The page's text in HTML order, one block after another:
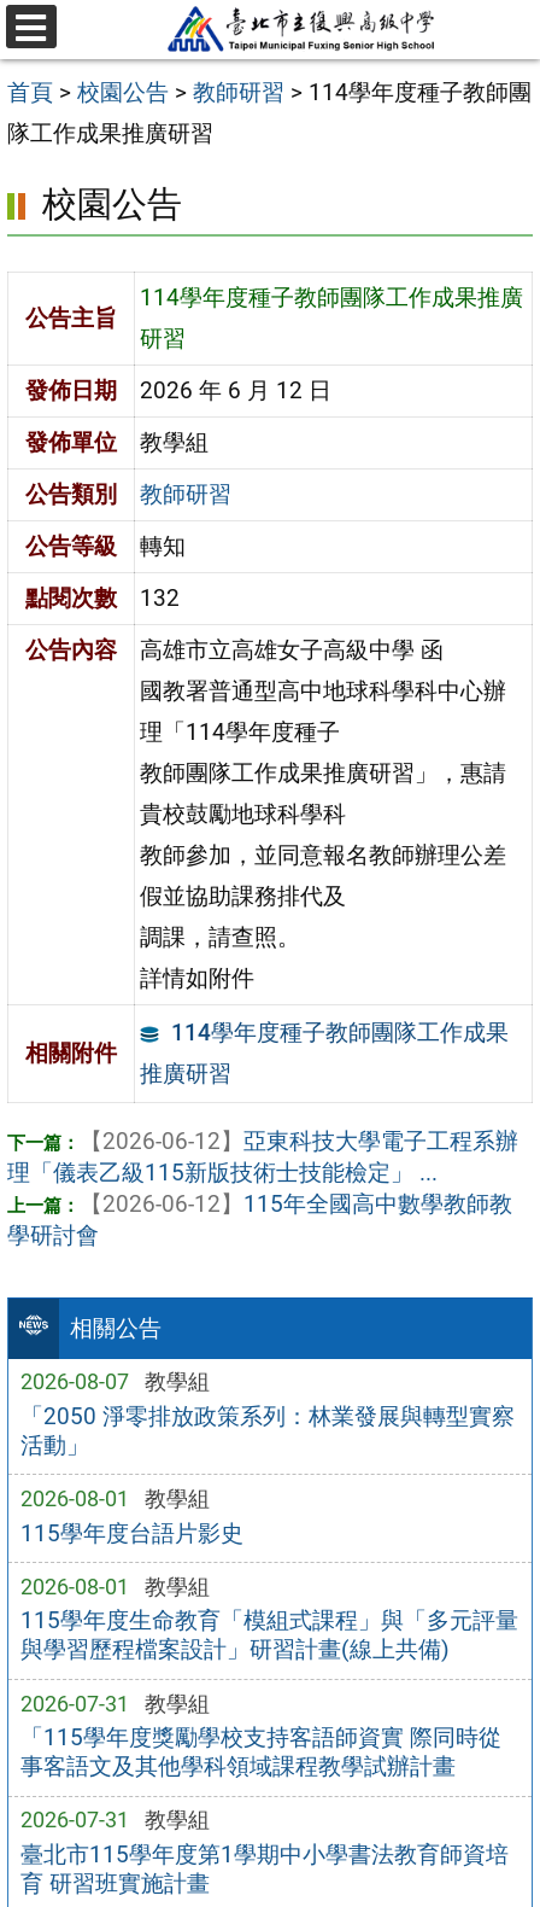
跳
至
主
要
容
區
選
單
首頁 > 校園公告 > 教師研習 > 114學年度種子教師團
隊工作成果推廣研習
相關公告
2026-08-07 教學組
「2050 淨零排放政策系列：林業發展與轉型實察
活動」
2026-08-01 教學組
115學年度台語片影史
2026-08-01 教學組
115學年度生命教育「模組式課程」與「多元評量
與學習歷程檔案設計」研習計畫(線上共備)
2026-07-31 教學組
「115學年度獎勵學校支持客語師資實 際同時從
事客語文及其他學科領域課程教學試辦計畫
2026-07-31 教學組
臺北市115學年度第1學期中小學書法教育師資培
育 研習班實施計畫
校園公告
公告主旨
114學年度種子教師團隊工作成果推廣
研習
發佈日期
2026 年 6 月 12 日
發佈單位
教學組
公告類別
教師研習
公告等級
轉知
點閱次數
132
公告內容
高雄市立高雄女子高級中學 函
國教署普通型高中地球科學科中心辦
理「114學年度種子
教師團隊工作成果推廣研習」，惠請
貴校鼓勵地球科學科
教師參加，並同意報名教師辦理公差
假並協助課務排代及
調課，請查照。
詳情如附件
相關附件
114學年度種子教師團隊工作成果
推廣研習
【2026-06-12】 亞東科技大學電子工程系辦
理「儀表乙級115新版技術士技能檢定」 ...
【2026-06-12】 115年全國高中數學教師教
學研討會